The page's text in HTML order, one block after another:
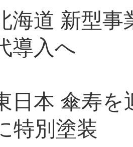
海道 新型
導入へ
日本 傘寿
特別塗装